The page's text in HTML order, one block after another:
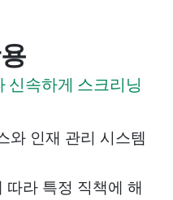
신속하게 스크리닝
와 인재 관리 시스템
따라 특정 직책에 해